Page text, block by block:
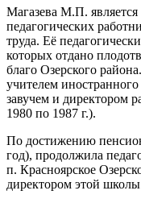
Магазева М.П.
педагогических
труда. Её
которых отдано
благо Озерского
учителем
завучем и директором
1980 по 1987 г.).
По достижению
год), продолжила
п. Красноярское
директором этой